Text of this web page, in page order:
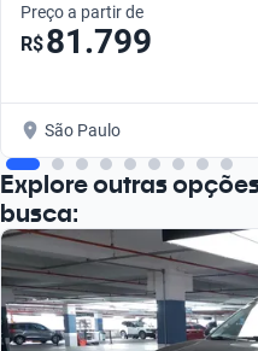
Preço a partir de
R$81.799
São Paulo
Explore outras
busca: